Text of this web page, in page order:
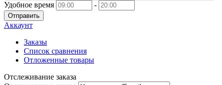
Удобное время -
Отправить
Аккаунт
Заказы
Список сравнения
Отложенные товары
Отслеживание заказа